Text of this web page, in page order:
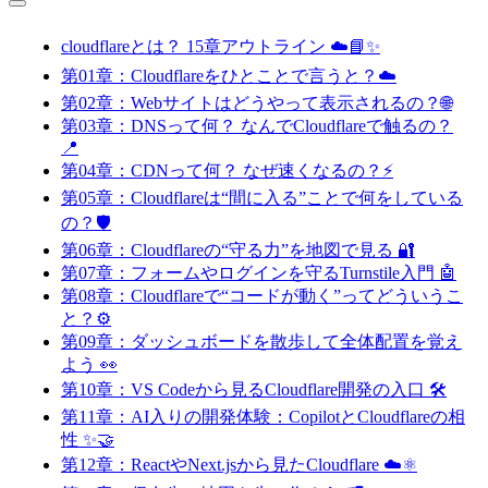
cloudflareとは？ 15章アウトライン ☁️📘✨
第01章：Cloudflareをひとことで言うと？☁️
第02章：Webサイトはどうやって表示されるの？🌐
第03章：DNSって何？ なんでCloudflareで触るの？
📍
第04章：CDNって何？ なぜ速くなるの？⚡
第05章：Cloudflareは“間に入る”ことで何をしている
の？🛡️
第06章：Cloudflareの“守る力”を地図で見る 🔐
第07章：フォームやログインを守るTurnstile入門 🤖
第08章：Cloudflareで“コードが動く”ってどういうこ
と？⚙️
第09章：ダッシュボードを散歩して全体配置を覚え
よう 👀
第10章：VS Codeから見るCloudflare開発の入口 🛠️
第11章：AI入りの開発体験：CopilotとCloudflareの相
性 ✨🤝
第12章：ReactやNext.jsから見たCloudflare ☁️⚛️